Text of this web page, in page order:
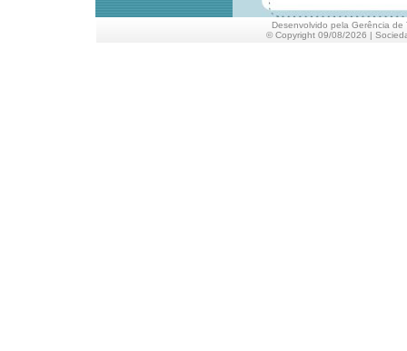
Desenvolvido pela Gerência de
© Copyright 09/08/2026 |